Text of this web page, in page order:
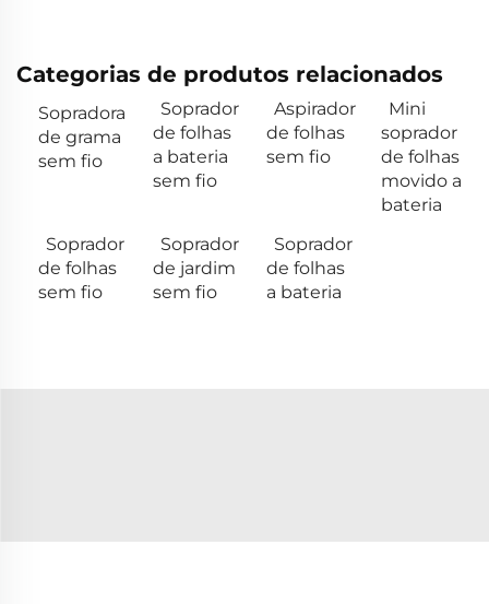
Categorias de produtos relacionados
Sopradora
de grama
sem fio
Soprador
de folhas
a bateria
sem fio
Aspirador
de folhas
sem fio
Mini
soprador
de folhas
movido a
bateria
Soprador
de folhas
sem fio
Soprador
de jardim
sem fio
Soprador
de folhas
a bateria